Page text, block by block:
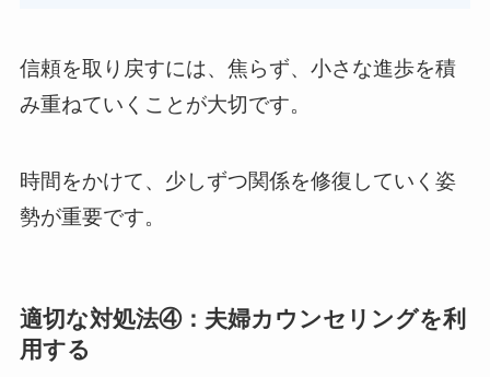
信頼を取り戻すには、焦らず、小さな進歩を積
み重ねていくことが大切です。
時間をかけて、少しずつ関係を修復していく姿
勢が重要です。
適切な対処法④：夫婦カウンセリングを利
用する